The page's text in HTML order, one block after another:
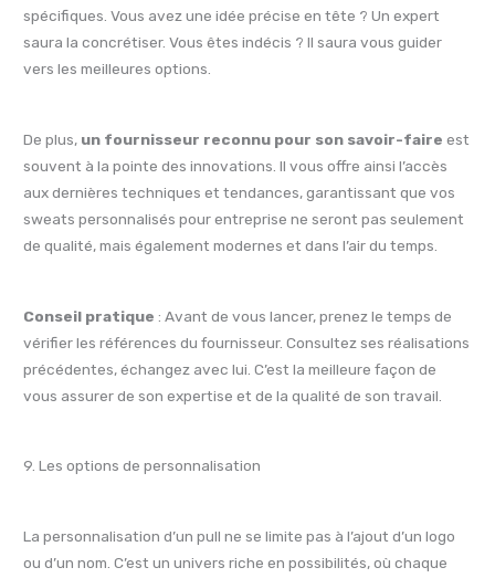
spécifiques. Vous avez une idée précise en tête ? Un expert
saura la concrétiser. Vous êtes indécis ? Il saura vous guider
vers les meilleures options.
De plus, un fournisseur reconnu pour son savoir-faire est
souvent à la pointe des innovations. Il vous offre ainsi l’accès
aux dernières techniques et tendances, garantissant que vos
sweats personnalisés pour entreprise ne seront pas seulement
de qualité, mais également modernes et dans l’air du temps.
Conseil pratique : Avant de vous lancer, prenez le temps de
vérifier les références du fournisseur. Consultez ses réalisations
précédentes, échangez avec lui. C’est la meilleure façon de
vous assurer de son expertise et de la qualité de son travail.
9. Les options de personnalisation
La personnalisation d’un pull ne se limite pas à l’ajout d’un logo
ou d’un nom. C’est un univers riche en possibilités, où chaque